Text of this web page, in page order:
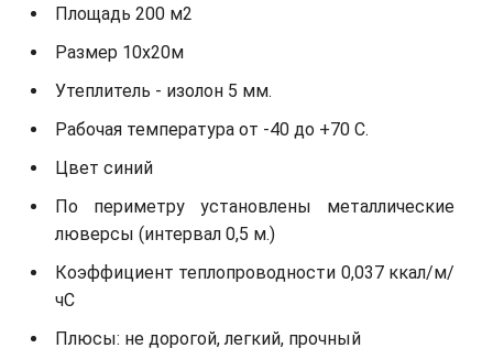
Площадь 200 м2
Размер 10х20м
Утеплитель - изолон 5 мм.
Рабочая температура от -40 до +70 С.
Цвет синий
По периметру установлены металлические
люверсы (интервал 0,5 м.)
Коэффициент теплопроводности 0,037 ккал/м/
чС
Плюсы: не дорогой, легкий, прочный